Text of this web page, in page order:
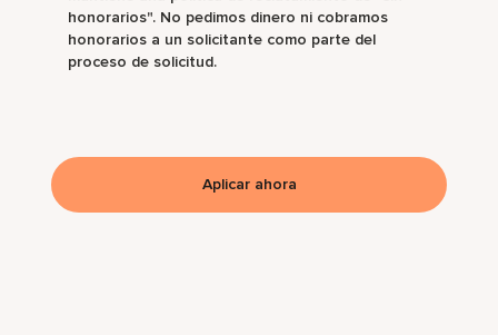
honorarios". No pedimos dinero ni cobramos
honorarios a un solicitante como parte del
proceso de solicitud.
Aplicar ahora